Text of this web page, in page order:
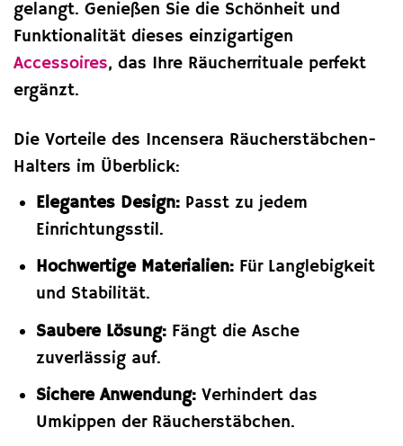
gelangt. Genießen Sie die Schönheit und
Funktionalität dieses einzigartigen
Accessoires, das Ihre Räucherrituale perfekt
ergänzt.
Die Vorteile des Incensera Räucherstäbchen-
Halters im Überblick:
Elegantes Design:Passt zu jedem
Einrichtungsstil.
Hochwertige Materialien:Für Langlebigkeit
und Stabilität.
Saubere Lösung:Fängt die Asche
zuverlässig auf.
Sichere Anwendung:Verhindert das
Umkippen der Räucherstäbchen.